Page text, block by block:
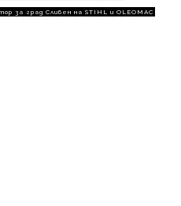
за град Сливен на STIHL и OLEOMAC